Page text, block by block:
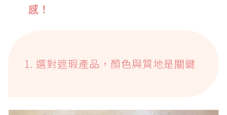
感！
1. 選對遮瑕產品，顏色與質地是關鍵